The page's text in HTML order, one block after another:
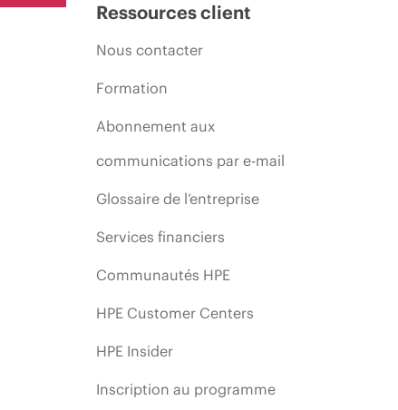
Ressources client
Nous contacter
Formation
Abonnement aux
communications par e-mail
Glossaire de l’entreprise
Services financiers
Communautés HPE
HPE Customer Centers
HPE Insider
Inscription au programme